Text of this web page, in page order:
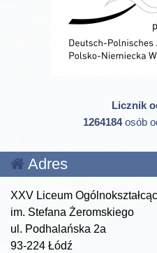
Licznik
1264184osób
Adres
XXV Liceum
im. Stefana Żeromskiego
ul. Podhalańska 2a
93-224 Łódź